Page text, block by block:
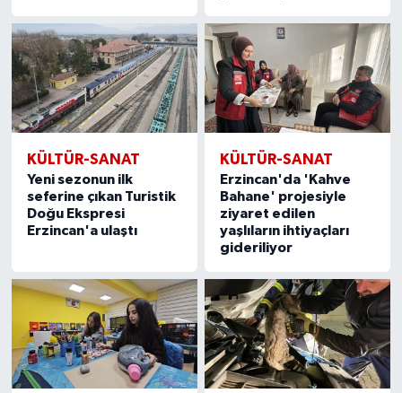
KÜLTÜR-SANAT
Yeni sezonun ilk
seferine çıkan Turistik
Doğu Ekspresi
Erzincan'a ulaştı
KÜLTÜR-SANAT
Erzincan'da 'Kahve
Bahane' projesiyle
ziyaret edilen
yaşlıların ihtiyaçları
gideriliyor